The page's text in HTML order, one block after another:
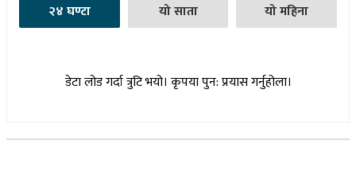
२४ घण्टा यो साता यो महिना
डेटा लोड गर्दा त्रुटि भयो। कृपया पुन: प्रयास गर्नुहोला।